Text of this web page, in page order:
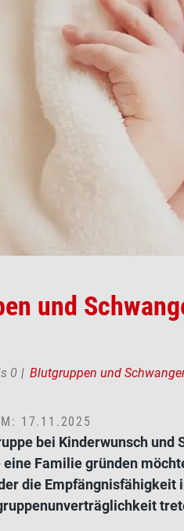
und
0 Blutgruppen und
17.11.2025
bei Kinderwunsch und
eine Familie gründen
die Empfängnisfähigkeit